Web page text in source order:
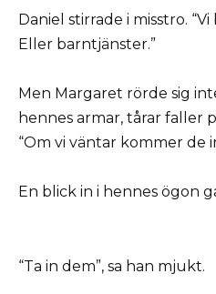
Daniel stirrade i misstro.
Eller barntjänster.”
Men Margaret rörde sig
hennes armar, tårar faller
“Om vi väntar kommer de
En blick in i hennes ögon
“Ta in dem”, sa han mjukt.